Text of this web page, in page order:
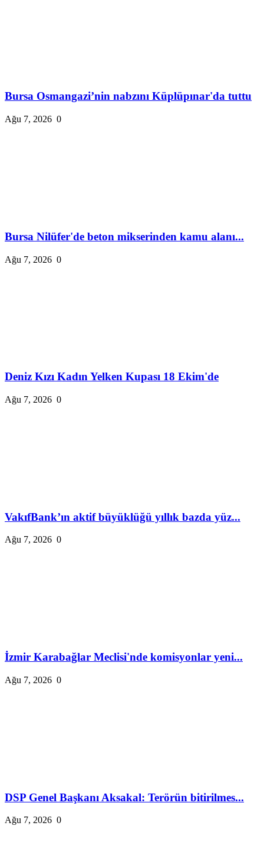
Bursa Osmangazi’nin nabzını Küplüpınar'da tuttu
Ağu 7, 2026 0
Bursa Nilüfer'de beton mikserinden kamu alanı...
Ağu 7, 2026 0
Deniz Kızı Kadın Yelken Kupası 18 Ekim'de
Ağu 7, 2026 0
VakıfBank’ın aktif büyüklüğü yıllık bazda yüz...
Ağu 7, 2026 0
İzmir Karabağlar Meclisi'nde komisyonlar yeni...
Ağu 7, 2026 0
DSP Genel Başkanı Aksakal: Terörün bitirilmes...
Ağu 7, 2026 0